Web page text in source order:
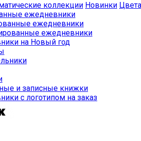
коллекции Новинки Цвета
ежедневники
ежедневники
ежедневники
на Новый год
и записные книжки
с логотипом на заказ